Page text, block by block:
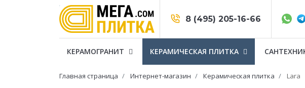
8 (495) 205-16-66
КЕРАМОГРАНИТ КЕРАМИЧЕСКАЯ ПЛИТКА
Главная страница Интернет-магазин Керамическая плитка Lara